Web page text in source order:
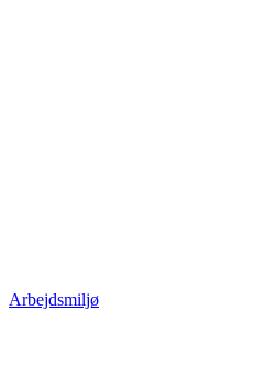
Arbejdsmiljø